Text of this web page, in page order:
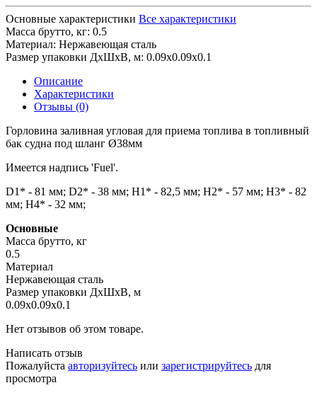
Основные характеристики Все характеристики
Масса брутто, кг: 0.5
Материал: Нержавеющая сталь
Размер упаковки ДхШхВ, м: 0.09x0.09x0.1
Описание
Характеристики
Отзывы (0)
Горловина заливная угловая для приема топлива в топливный
бак судна под шланг Ø38мм
Имеется надпись 'Fuel'.
D1* - 81 мм; D2* - 38 мм; H1* - 82,5 мм; H2* - 57 мм; H3* - 82
мм; H4* - 32 мм;
Основные
Масса брутто, кг
0.5
Материал
Нержавеющая сталь
Размер упаковки ДхШхВ, м
0.09x0.09x0.1
Нет отзывов об этом товаре.
Написать отзыв
Пожалуйста авторизуйтесь или зарегистрируйтесь для
просмотра